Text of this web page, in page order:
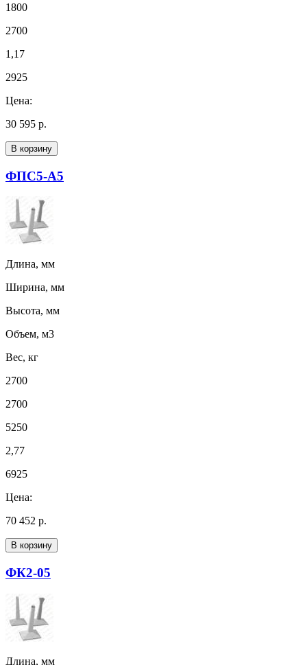
1800
2700
1,17
2925
Цена:
30 595 р.
В корзину
ФПС5-А5
Длина, мм
Ширина, мм
Высота, мм
Объем, м3
Вес, кг
2700
2700
5250
2,77
6925
Цена:
70 452 р.
В корзину
ФК2-05
Длина, мм